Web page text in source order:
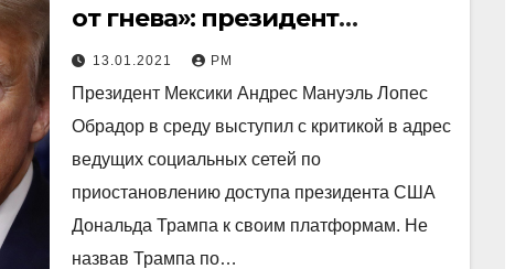
от гнева»: президент
Мексики критикует бан
Трампа в социальных сетях
13.01.2021 РМ
Президент Мексики Андрес Мануэль Лопес
Обрадор в среду выступил с критикой в адрес
ведущих социальных сетей по
приостановлению доступа президента США
Дональда Трампа к своим платформам. Не
назвав Трампа по…